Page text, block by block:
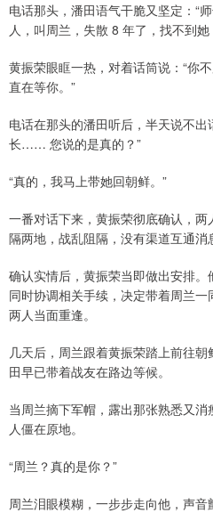
电话那头，潘田语气干脆又坚定：“
人，叫周兰，失散 8 年了，找不到
黄振荣眼眶一热，对着话筒说：“你
直在等你。”
电话在那头的潘田听后，半天说不
长…… 您说的是真的？”
“真的，我马上带她回朝鲜。”
一番对话下来，黄振荣彻底确认，
隔两地，战乱阻隔，没有渠道互通消
确认实情后，黄振荣当即做出安排。
同时协调相关手续，决定带着周兰
两人当面重逢。
几天后，周兰跟着黄振荣踏上前往
田早已带着战友在路边等候。
当周兰摘下军帽，露出那张熟悉又
人僵在原地。
“周兰？真的是你？”
周兰泪眼模糊，一步步走向他，声